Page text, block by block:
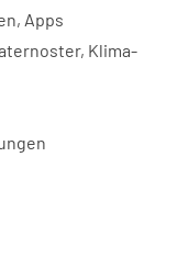
Apps
Klima-